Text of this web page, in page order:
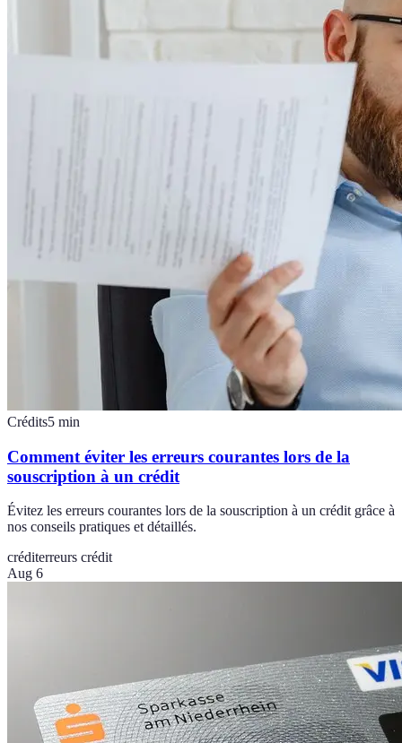
Crédits5 min
Comment éviter les erreurs courantes lors de la
souscription à un crédit
Évitez les erreurs courantes lors de la souscription à un crédit grâce à
nos conseils pratiques et détaillés.
créditerreurs crédit
Aug 6